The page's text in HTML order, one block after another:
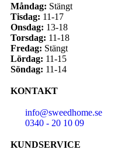
Måndag: Stängt
Tisdag: 11-17
Onsdag: 13-18
Torsdag: 11-18
Fredag: Stängt
Lördag: 11-15
Söndag: 11-14
KONTAKT
info@sweedhome.se
0340 - 20 10 09
KUNDSERVICE